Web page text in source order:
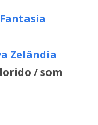
Fantasia
Zelândia
/ som